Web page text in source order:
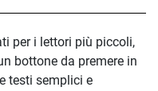
per i lettori più piccoli,
bottone da premere in
testi semplici e